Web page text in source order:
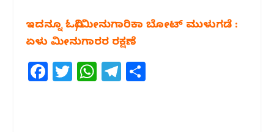
ಇದನ್ನೂ ಓದಿ/ಮೀನುಗಾರಿಕಾ ಬೋಟ್ ಮುಳುಗಡೆ :
ಏಳು ಮೀನುಗಾರರ ರಕ್ಷಣೆ
F T W T